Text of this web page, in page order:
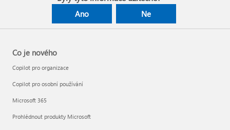
Ano Ne
Co je nového
Copilot pro organizace
Copilot pro osobní používání
Microsoft 365
Prohlédnout produkty Microsoft